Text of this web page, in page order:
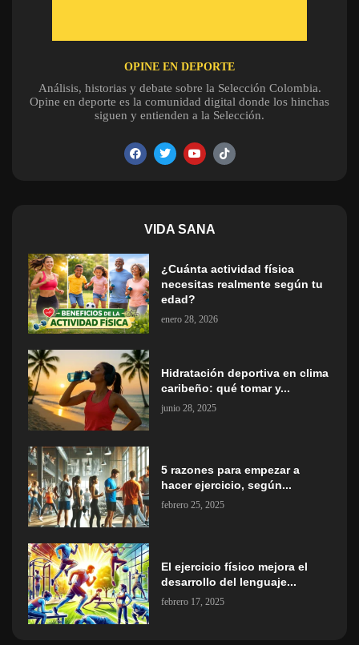
OPINE EN DEPORTE
Análisis, historias y debate sobre la Selección Colombia.
Opine en deporte es la comunidad digital donde los hinchas
siguen y entienden a la Selección.
VIDA SANA
¿Cuánta actividad física
necesitas realmente según tu
edad?
enero 28, 2026
Hidratación deportiva en clima
caribeño: qué tomar y...
junio 28, 2025
5 razones para empezar a
hacer ejercicio, según...
febrero 25, 2025
El ejercicio físico mejora el
desarrollo del lenguaje...
febrero 17, 2025